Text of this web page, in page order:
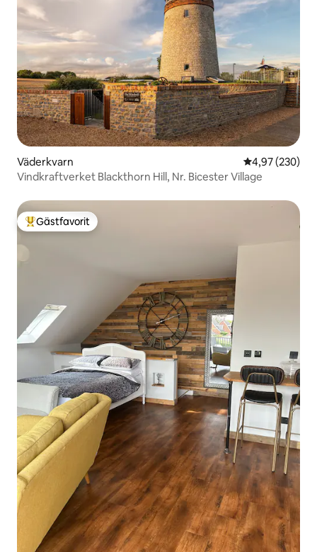
Väderkvarn 4,97 av 5 i
4,97 (230)
Vindkraftverket Blackthorn Hill, Nr. Bicester Village
Populär gästfavorit
Gästfavorit